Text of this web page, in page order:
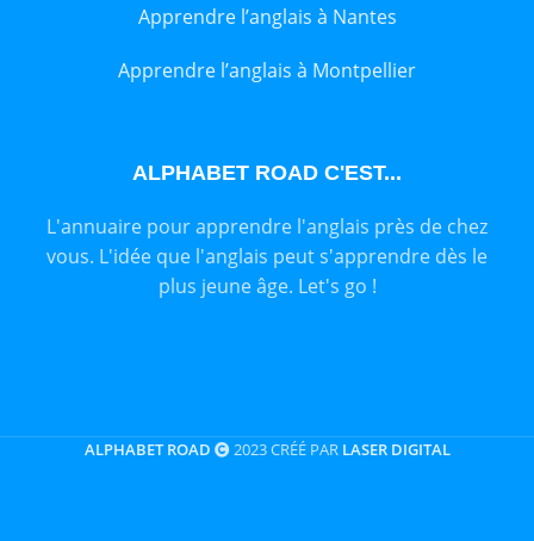
Apprendre l’anglais à Nantes
Apprendre l’anglais à Montpellier
ALPHABET ROAD C'EST...
L'annuaire pour apprendre l'anglais près de chez
vous. L'idée que l'anglais peut s'apprendre dès le
plus jeune âge. Let's go !
ALPHABET ROAD 2023 CRÉÉ PAR LASER DIGITAL